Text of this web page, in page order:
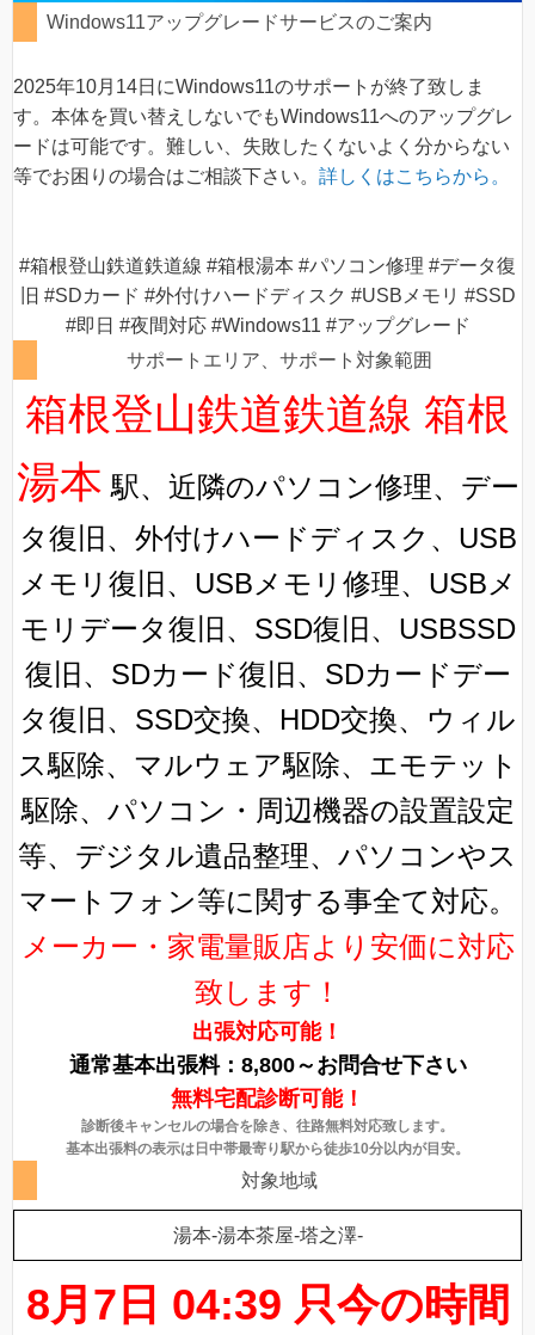
Windows11アップグレードサービスのご案内
2025年10月14日にWindows11のサポートが終了致しま
す。本体を買い替えしないでもWindows11へのアップグレ
ードは可能です。難しい、失敗したくないよく分からない
等でお困りの場合はご相談下さい。 詳しくはこちらから。
#箱根登山鉄道鉄道線 #箱根湯本 #パソコン修理 #データ復
旧 #SDカード #外付けハードディスク #USBメモリ #SSD
#即日 #夜間対応 #Windows11 #アップグレード
サポートエリア、サポート対象範囲
箱根登山鉄道鉄道線 箱根
湯本 駅、近隣のパソコン修理、デー
タ復旧、外付けハードディスク、USB
メモリ復旧、USBメモリ修理、USBメ
モリデータ復旧、SSD復旧、USBSSD
復旧、SDカード復旧、SDカードデー
タ復旧、SSD交換、HDD交換、ウィル
ス駆除、マルウェア駆除、エモテット
駆除、パソコン・周辺機器の設置設定
等、デジタル遺品整理、パソコンやス
マートフォン等に関する事全て対応。
メーカー・家電量販店より安価に対応
致します！
出張対応可能！
通常基本出張料：8,800～お問合せ下さい
無料宅配診断可能！
診断後キャンセルの場合を除き、往路無料対応致します。
基本出張料の表示は日中帯最寄り駅から徒歩10分以内が目安。
対象地域
湯本-湯本茶屋-塔之澤-
8月7日 04:39 只今の時間